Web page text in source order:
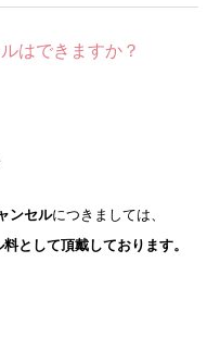
はできますか？
ンセルにつきましては、
として頂戴しております。